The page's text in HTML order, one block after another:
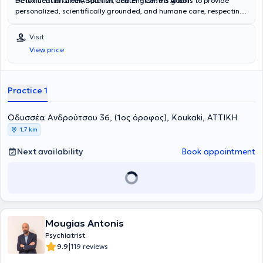
personalized, scientifically grounded, and humane care, respecting
Visit
View price
Practice 1
Οδυσσέα Ανδρούτσου 36, (1ος όροφος), Koukaki, ΑΤΤΙΚΗ
1,7 km
Next availability Book appointment
Mougias Antonis
Psychiatrist
9.9|119 reviews